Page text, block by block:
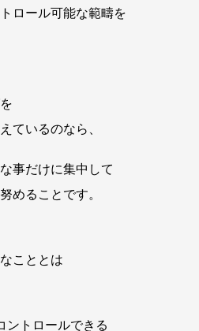
ロール可能な範疇を
ているのなら、
事だけに集中して
めることです。
こととは
ントロールできる